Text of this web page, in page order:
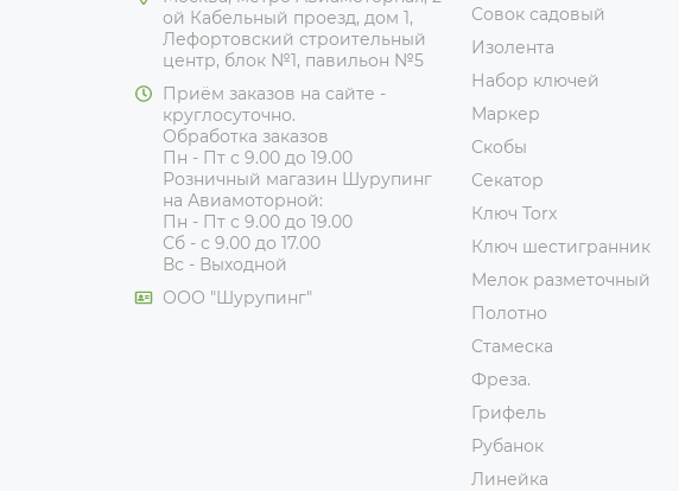
ой Кабельный проезд, дом 1,
Лефортовский строительный
центр, блок №1, павильон №5
Приём заказов на сайте -
круглосуточно.
Обработка заказов
Пн - Пт с 9.00 до 19.00
Розничный магазин Шурупинг
на Авиамоторной:
Пн - Пт с 9.00 до 19.00
Сб - с 9.00 до 17.00
Вс - Выходной
ООО "Шурупинг"
Совок садовый
Изолента
Набор ключей
Маркер
Скобы
Секатор
Ключ Torx
Ключ шестигранник
Мелок разметочный
Полотно
Стамеска
Фреза.
Грифель
Рубанок
Линейка